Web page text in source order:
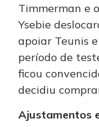
Timmerman e
Ysebie
apoiar Teunis
período de
ficou
decidiu
Ajustamentos